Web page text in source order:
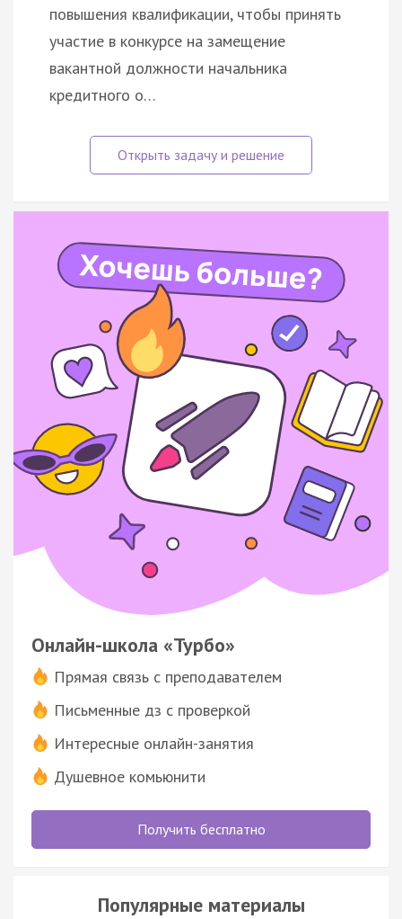
повышения квалификации, чтобы принять
участие в конкурсе на замещение
вакантной должности начальника
кредитного о…
Онлайн-школа «Турбо»
Прямая связь с преподавателем
Письменные дз с проверкой
Интересные онлайн-занятия
Душевное комьюнити
Получить бесплатно
Популярные материалы